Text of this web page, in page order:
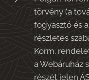
törvény (a
fogyasztó és
részletes
Korm.
a Webáruház
részét jelen